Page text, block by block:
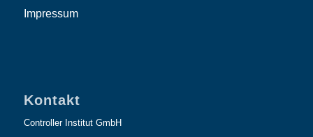
Impressum
Kontakt
Controller Institut GmbH